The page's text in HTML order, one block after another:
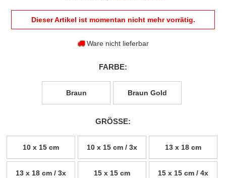
Dieser Artikel ist momentan nicht mehr vorrätig.
Ware nicht lieferbar
FARBE:
Braun Braun Gold
GRÖSSE:
10 x 15 cm 10 x 15 cm / 3x 13 x 18 cm
13 x 18 cm / 3x 15 x 15 cm 15 x 15 cm / 4x